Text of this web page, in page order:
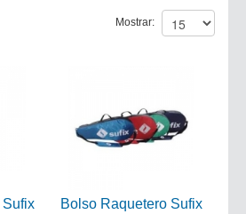
Mostrar:
Sufix
Bolso Raquetero Sufix